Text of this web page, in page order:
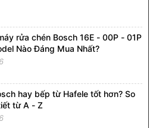
rửa chén Bosch 16E - 00P - 01P
Nào Đáng Mua Nhất?
hay bếp từ Hafele tốt hơn? So
từ A - Z